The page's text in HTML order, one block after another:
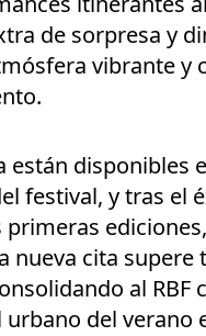
de sorpresa y
vibrante y
están disponibles
festival, y tras el
nueva cita supere
al RBF
del verano